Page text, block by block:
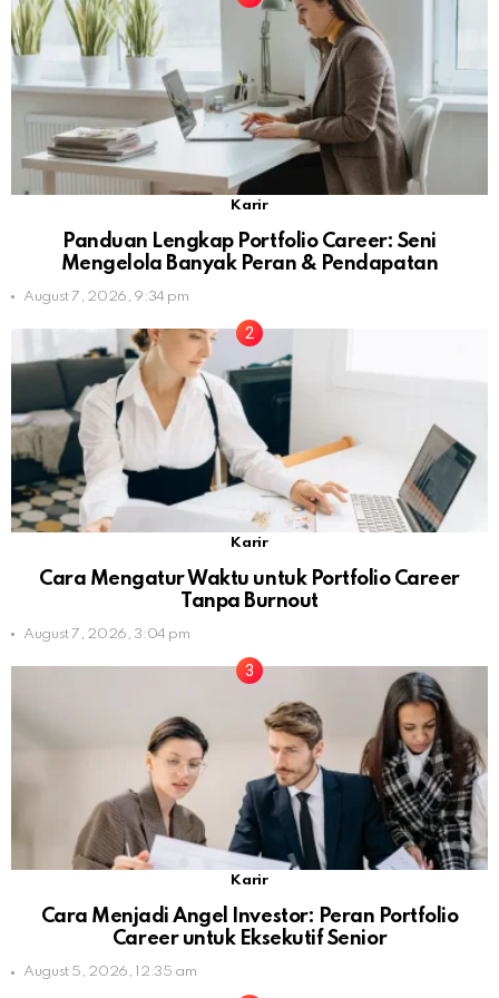
Karir
Panduan Lengkap Portfolio Career: Seni
Mengelola Banyak Peran & Pendapatan
August 7, 2026, 9:34 pm
Karir
Cara Mengatur Waktu untuk Portfolio Career
Tanpa Burnout
August 7, 2026, 3:04 pm
Karir
Cara Menjadi Angel Investor: Peran Portfolio
Career untuk Eksekutif Senior
August 5, 2026, 12:35 am